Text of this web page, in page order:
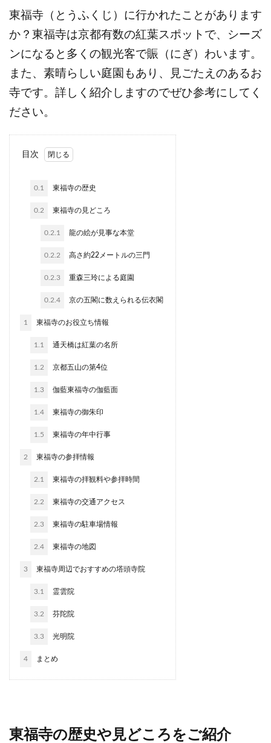
東福寺（とうふくじ）に行かれたことがあります
か？東福寺は京都有数の紅葉スポットで、シーズ
ンになると多くの観光客で賑（にぎ）わいます。
また、素晴らしい庭園もあり、見ごたえのあるお
寺です。詳しく紹介しますのでぜひ参考にしてく
ださい。
目次
0.1 東福寺の歴史
0.2 東福寺の見どころ
0.2.1 龍の絵が見事な本堂
0.2.2 高さ約22メートルの三門
0.2.3 重森三玲による庭園
0.2.4 京の五閣に数えられる伝衣閣
1 東福寺のお役立ち情報
1.1 通天橋は紅葉の名所
1.2 京都五山の第4位
1.3 伽藍東福寺の伽藍面
1.4 東福寺の御朱印
1.5 東福寺の年中行事
2 東福寺の参拝情報
2.1 東福寺の拝観料や参拝時間
2.2 東福寺の交通アクセス
2.3 東福寺の駐車場情報
2.4 東福寺の地図
3 東福寺周辺でおすすめの塔頭寺院
3.1 霊雲院
3.2 芬陀院
3.3 光明院
4 まとめ
東福寺の歴史や見どころをご紹介